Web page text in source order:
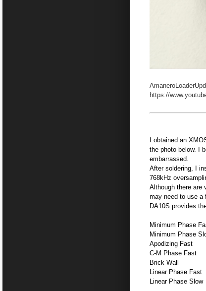
https://
I obtained an
the photo below. I
embarrassed.
After soldering, I
768kHz
Although there are
may need to use a
DA10S provides
Minimum Phase
Minimum Phase
Apodizing Fast
C-M Phase Fast
Brick Wall
Linear Phase Fast
Linear Phase Slow